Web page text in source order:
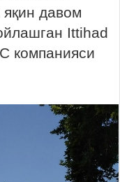
яқин давом
Ittihad
компанияси